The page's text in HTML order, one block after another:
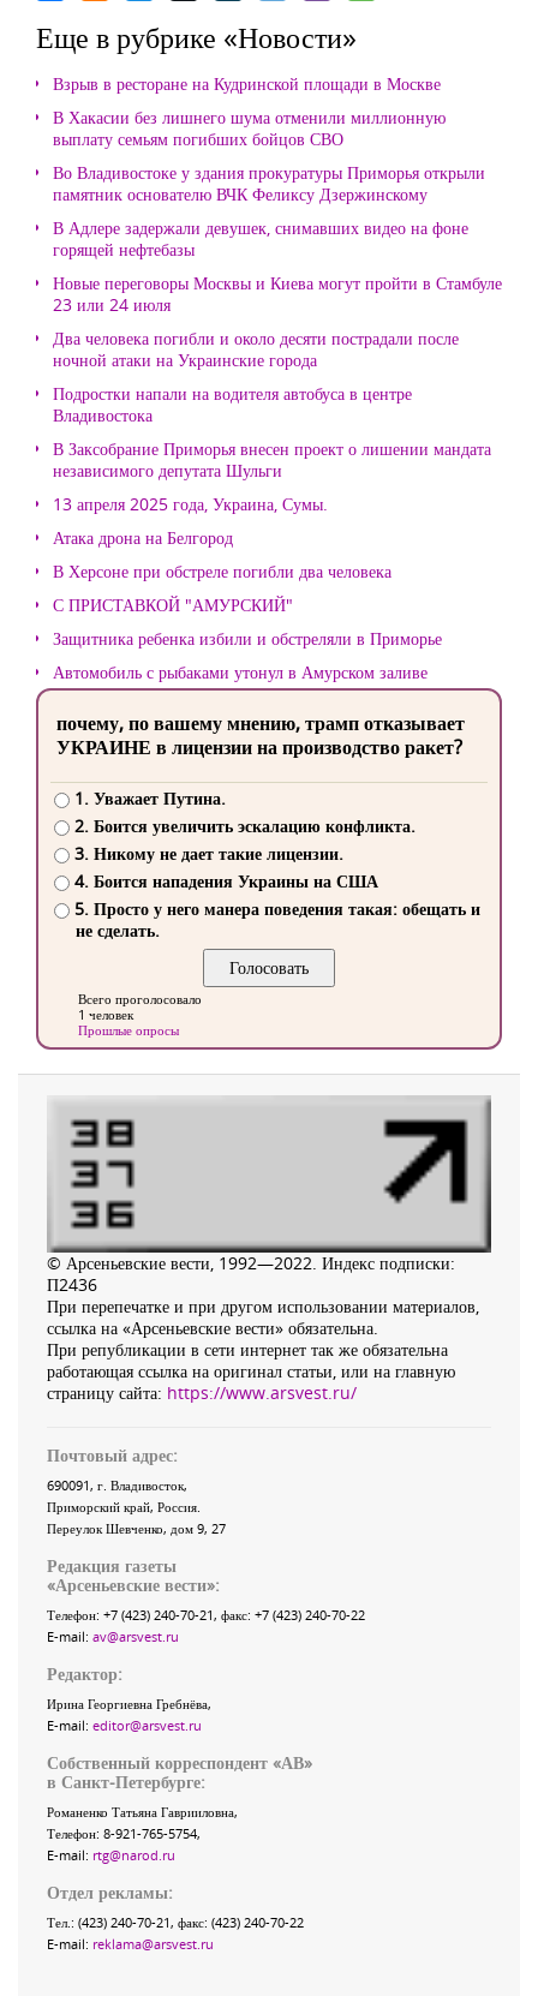
Еще в рубрике «Новости»
Взрыв в ресторане на Кудринской площади в Москве
В Хакасии без лишнего шума отменили миллионную
выплату семьям погибших бойцов СВО
Во Владивостоке у здания прокуратуры Приморья открыли
памятник основателю ВЧК Феликсу Дзержинскому
В Адлере задержали девушек, снимавших видео на фоне
горящей нефтебазы
Новые переговоры Москвы и Киева могут пройти в Стамбуле
23 или 24 июля
Два человека погибли и около десяти пострадали после
ночной атаки на Украинские города
Подростки напали на водителя автобуса в центре
Владивостока
В Заксобрание Приморья внесен проект о лишении мандата
независимого депутата Шульги
13 апреля 2025 года, Украина, Сумы.
Атака дрона на Белгород
В Херсоне при обстреле погибли два человека
С ПРИСТАВКОЙ "АМУРСКИЙ"
Защитника ребенка избили и обстреляли в Приморье
Автомобиль с рыбаками утонул в Амурском заливе
почему, по вашему мнению, трамп отказывает
УКРАИНЕ в лицензии на производство ракет?
1. Уважает Путина.
2. Боится увеличить эскалацию конфликта.
3. Никому не дает такие лицензии.
4. Боится нападения Украины на США
5. Просто у него манера поведения такая: обещать и
не сделать.
Всего проголосовало
1 человек
Прошлые опросы
© Арсеньевские вести, 1992—2022. Индекс подписки:
П2436
При перепечатке и при другом использовании материалов,
ссылка на «Арсеньевские вести» обязательна.
При републикации в сети интернет так же обязательна
работающая ссылка на оригинал статьи, или на главную
страницу сайта: https://www.arsvest.ru/
Почтовый адрес:
690091, г. Владивосток,
Приморский край, Россия
Переулок Шевченко, дом 9, 27
Редакция газеты
«Арсеньевские вести»:
Телефон: +7 (423) 240-70-21, факс: +7 (423) 240-70-22
E-mail: av@arsvest.ru
Редактор:
Ирина Георгиевна Гребнёва,
E-mail: editor@arsvest.ru
Собственный корреспондент «АВ»
в Санкт-Петербурге:
Романенко Татьяна Гаврииловна,
Телефон: 8-921-765-5754,
E-mail: rtg@narod.ru
Отдел рекламы:
Тел.: (423) 240-70-21, факс: (423) 240-70-22
E-mail: reklama@arsvest.ru